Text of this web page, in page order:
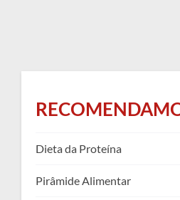
Dieta da Proteína
Pirâmide Alimentar